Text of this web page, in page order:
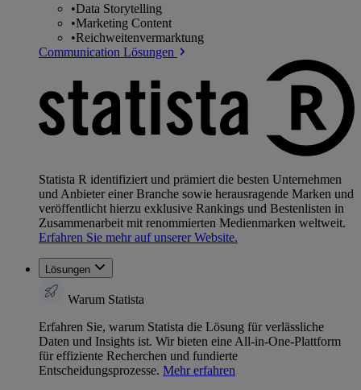
•Data Storytelling
•Marketing Content
•Reichweitenvermarktung
Communication Lösungen
Statista R identifiziert und prämiert die besten Unternehmen
und Anbieter einer Branche sowie herausragende Marken und
veröffentlicht hierzu exklusive Rankings und Bestenlisten in
Zusammenarbeit mit renommierten Medienmarken weltweit.
Erfahren Sie mehr auf unserer Website.
Lösungen
Warum Statista
Erfahren Sie, warum Statista die Lösung für verlässliche
Daten und Insights ist. Wir bieten eine All-in-One-Plattform
für effiziente Recherchen und fundierte
Entscheidungsprozesse. Mehr erfahren